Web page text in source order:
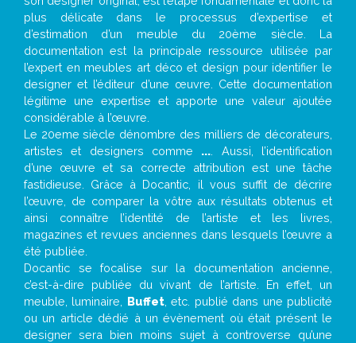
plus délicate dans le processus d’expertise et
d’estimation d’un meuble du 20ème siècle. La
documentation est la principale ressource utilisée par
l’expert en meubles art déco et design pour identifier le
designer et l’éditeur d’une œuvre. Cette documentation
légitime une expertise et apporte une valeur ajoutée
considérable à l’œuvre.
Le 20eme siècle dénombre des milliers de décorateurs,
artistes et designers comme ... . Aussi, l’identification
d’une œuvre et sa correcte attribution est une tâche
fastidieuse. Grâce à Docantic, il vous suffit de décrire
l’œuvre, de comparer la vôtre aux résultats obtenus et
ainsi connaître l’identité de l’artiste et les livres,
magazines et revues anciennes dans lesquels l’œuvre a
été publiée.
Docantic se focalise sur la documentation ancienne,
c’est-à-dire publiée du vivant de l’artiste. En effet, un
meuble, luminaire, Buffet, etc. publié dans une publicité
ou un article dédié à un évènement où était présent le
designer sera bien moins sujet à controverse qu’une